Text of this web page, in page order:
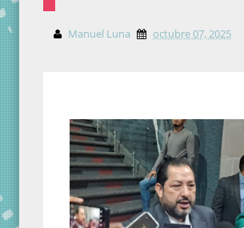
Manuel Luna octubre 07, 2025